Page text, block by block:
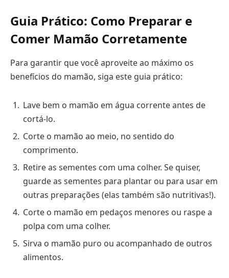
Guia Prático: Como Preparar e
Comer Mamão Corretamente
Para garantir que você aproveite ao máximo os
benefícios do mamão, siga este guia prático:
Lave bem o mamão em água corrente antes de
cortá-lo.
Corte o mamão ao meio, no sentido do
comprimento.
Retire as sementes com uma colher. Se quiser,
guarde as sementes para plantar ou para usar em
outras preparações (elas também são nutritivas!).
Corte o mamão em pedaços menores ou raspe a
polpa com uma colher.
Sirva o mamão puro ou acompanhado de outros
alimentos.